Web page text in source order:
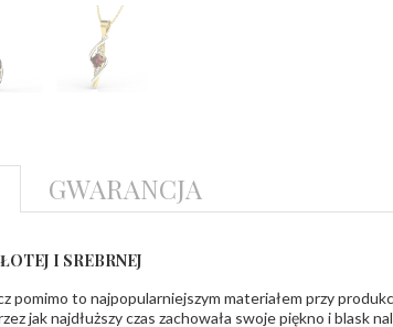
GWARANCJA
I SREBRNEJ
pomimo to najpopularniejszym materiałem przy
jak najdłuższy czas zachowała swoje piękno i blask